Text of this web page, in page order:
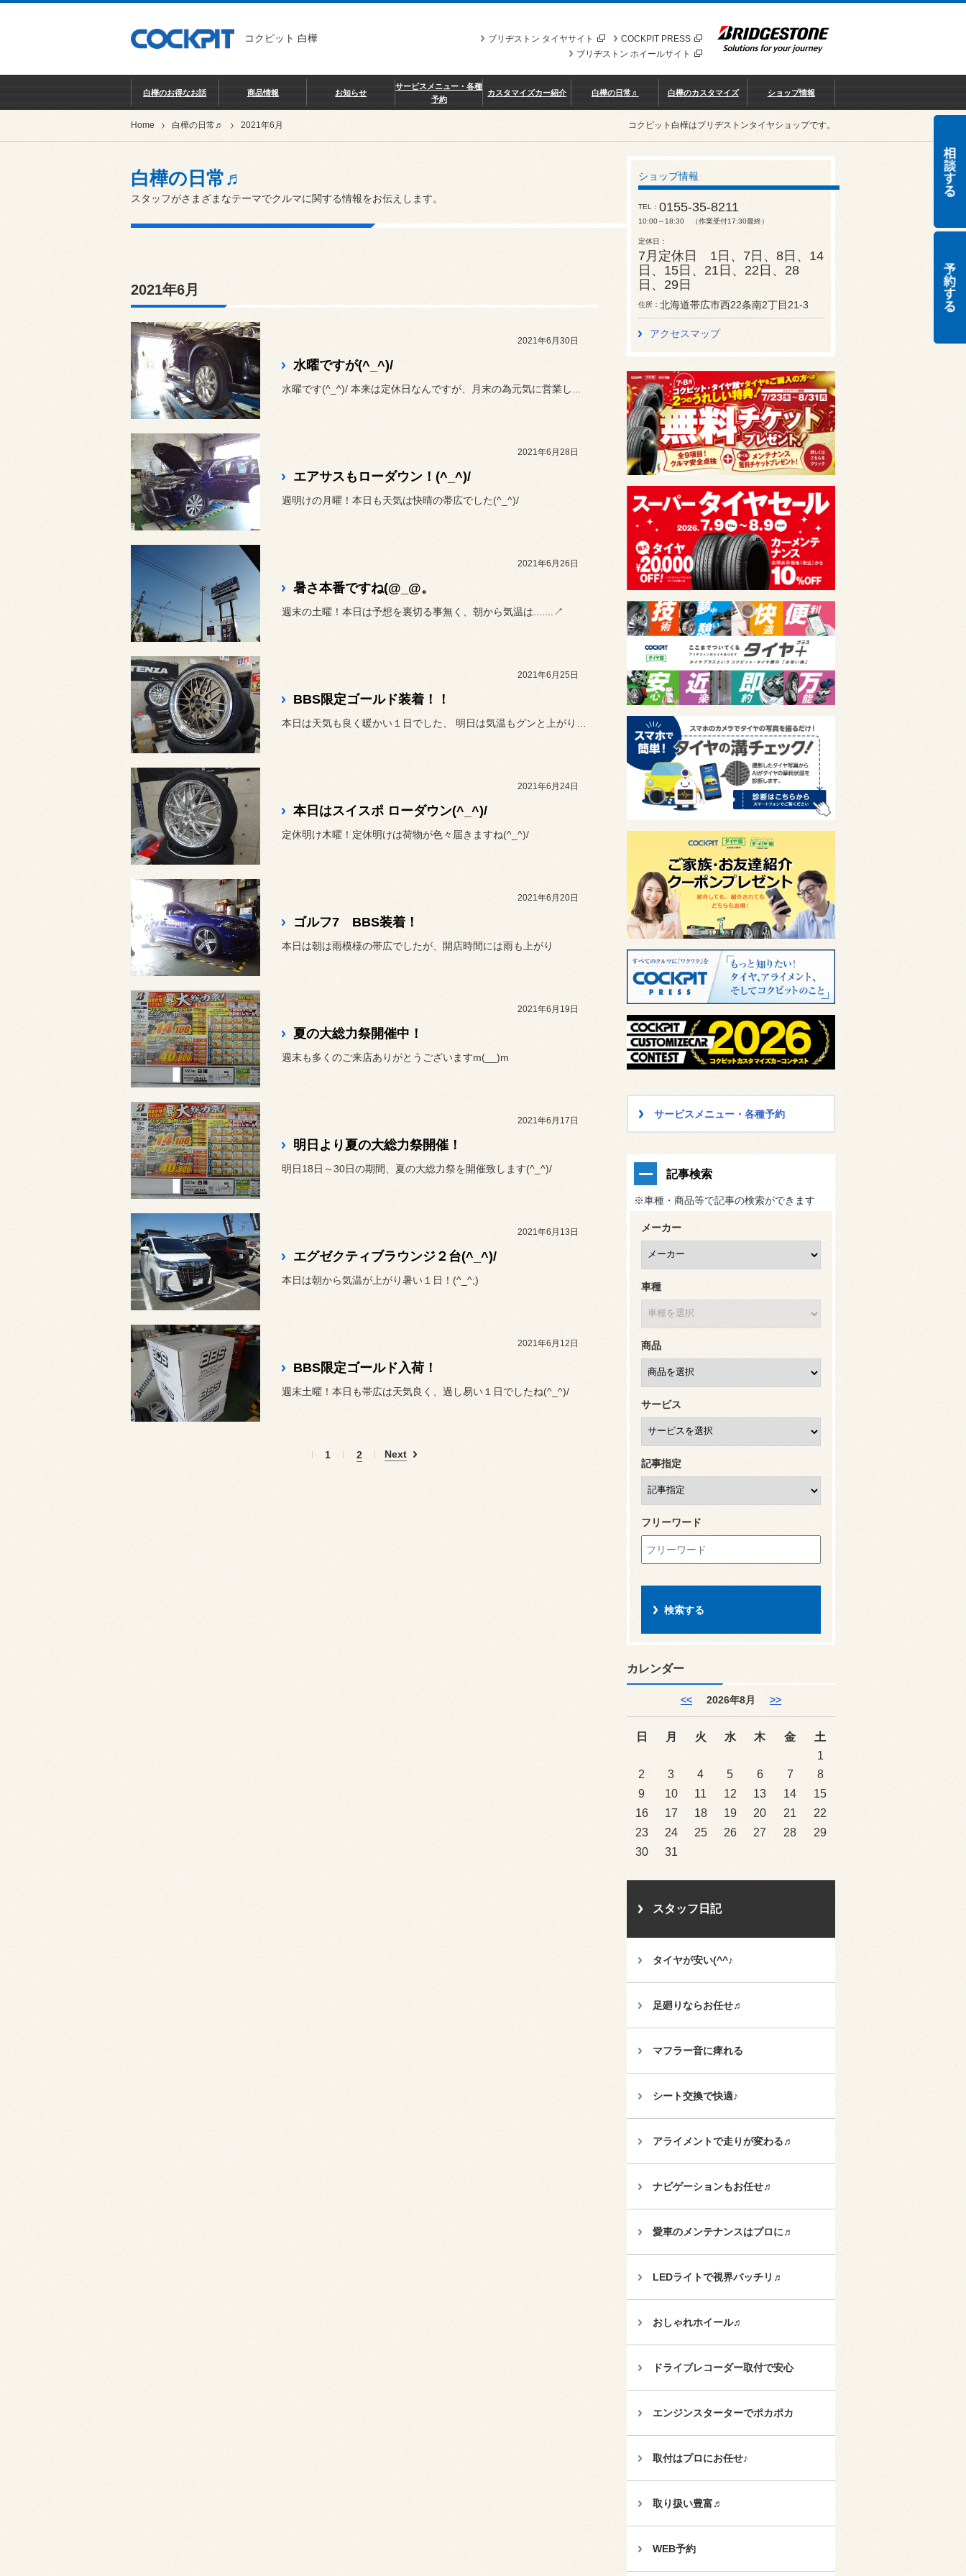
コクピット 白樺 COCKPIT PRESS
ブリヂストン タイヤサイト
ブリヂストン ホイールサイト
白樺のお得なお話 商品情報 お知らせ
サービスメニュー・各種
予約
カスタマイズカー紹介 白樺の日常♬ 白樺のカスタマイズ ショップ情報
Home 白樺の日常♬ 2021年6月 コクピット白樺はブリヂストンタイヤショップです。
白樺の日常♬
スタッフがさまざまなテーマでクルマに関する情報をお伝えします。
2021年6月
2021年6月30日
水曜ですが(^_^)/
水曜です(^_^)/ 本来は定休日なんですが、月末の為元気に営業し...
2021年6月28日
エアサスもローダウン！(^_^)/
週明けの月曜！本日も天気は快晴の帯広でした(^_^)/
2021年6月26日
暑さ本番ですね(@_@。
週末の土曜！本日は予想を裏切る事無く、朝から気温は.......↗
2021年6月25日
BBS限定ゴールド装着！！
2021年6月24日
本日はスイスポ ローダウン(^_^)/
定休明け木曜！定休明けは荷物が色々届きますね(^_^)/
2021年6月20日
ゴルフ7 BBS装着！
本日は朝は雨模様の帯広でしたが、開店時間には雨も上がり
2021年6月19日
夏の大総力祭開催中！
週末も多くのご来店ありがとうございますm(__)m
2021年6月17日
明日より夏の大総力祭開催！
明日18日～30日の期間、夏の大総力祭を開催致します(^_^)/
2021年6月13日
エグゼクティブラウンジ２台(^_^)/
本日は朝から気温が上がり暑い１日！(^_^;)
2021年6月12日
BBS限定ゴールド入荷！
週末土曜！本日も帯広は天気良く、過し易い１日でしたね(^_^)/
1 2 Next
ショップ情報
TEL 0155-35-8211
10:00～18:30 （作業受付17:30最終）
定休日
7月定休日 1日、7日、8日、14
日、15日、21日、22日、28
日、29日
住所 北海道帯広市西22条南2丁目21-3
アクセスマップ
サービスメニュー・各種予約
記事検索
※車種・商品等で記事の検索ができます
メーカー
車種
商品
サービス
記事指定
フリーワード
カレンダー
<< 2026年8月 >>
日 月 火 水 木 金
土
1
2
3 4 5 6 7
8
9
10 11 12 13 14
15
16
17 18 19 20 21
22
23
24 25 26 27 28
29
30
31
スタッフ日記
タイヤが安い(^^♪
足廻りならお任せ♬
マフラー音に痺れる
シート交換で快適♪
アライメントで走りが変わる♬
ナビゲーションもお任せ♬
愛車のメンテナンスはプロに♬
LEDライトで視界バッチリ♬
おしゃれホイール♬
ドライブレコーダー取付で安心
エンジンスターターでポカポカ
取付はプロにお任せ♪
取り扱い豊富♬
WEB予約